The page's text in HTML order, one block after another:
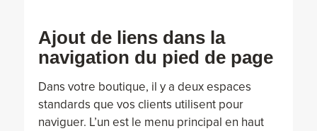
Ajout de liens dans la
navigation du pied de page
Dans votre boutique, il y a deux espaces
standards que vos clients utilisent pour
naviguer. L’un est le menu principal en haut